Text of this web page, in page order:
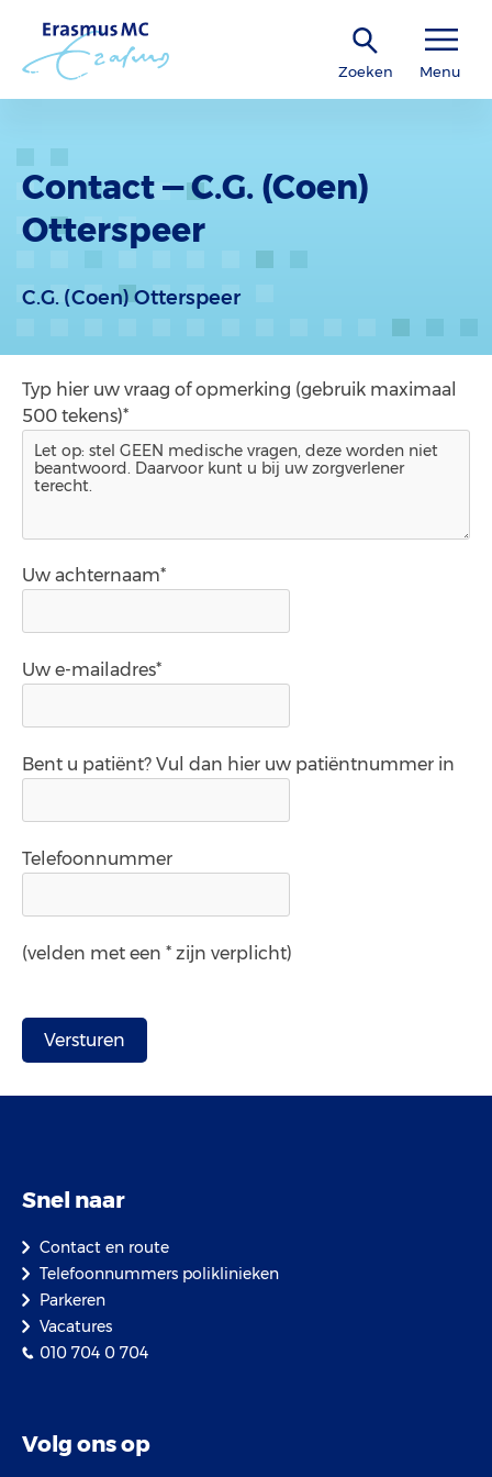
Zoeken Menu
Contact — C.G. (Coen)
Otterspeer
C.G. (Coen) Otterspeer
Typ hier uw vraag of opmerking (gebruik maximaal
500 tekens)*
Uw achternaam*
Uw e-mailadres*
Bent u patiënt? Vul dan hier uw patiëntnummer in
Telefoonnummer
(velden met een * zijn verplicht)
Snel naar
Contact en route
Telefoonnummers poliklinieken
Parkeren
Vacatures
010 704 0 704
Volg ons op